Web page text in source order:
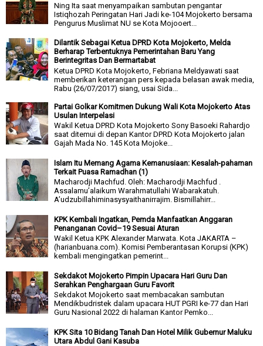
Ning Ita saat menyampaikan sambutan pengantar
Istiqhozah Peringatan Hari Jadi ke-104 Mojokerto bersama
Pengurus Muslimat NU se Kota Mojooert...
Dilantik Sebagai Ketua DPRD Kota Mojokerto, Melda
Berharap Terbentuknya Pemerintahan Baru Yang
Berintegritas Dan Bermartabat
Ketua DPRD Kota Mojokerto, Febriana Meldyawati saat
memberikan keterangan pers kepada belasan awak media,
Rabu (26/07/2017) siang, usai Sida...
Partai Golkar Komitmen Dukung Wali Kota Mojokerto Atas
Usulan Interpelasi
Wakil Ketua DPRD Kota Mojokerto Sony Basoeki Rahardjo
saat ditemui di depan Kantor DPRD Kota Mojokerto jalan
Gajah Mada No. 145 Kota Mojoke...
Islam Itu Memang Agama Kemanusiaan: Kesalah-pahaman
Terkait Puasa Ramadhan (1)
Macharodji Machfud. Oleh: Macharodji Machfud .
Assalamu’alaikum Warahmatullahi Wabarakatuh.
A’udzubillahiminasysyaithanirrajim. Bismillahirr...
KPK Kembali Ingatkan, Pemda Manfaatkan Anggaran
Penanganan Covid–19 Sesuai Aturan
Wakil Ketua KPK Alexander Marwata. Kota JAKARTA –
(harianbuana.com). Komisi Pemberantasan Korupsi (KPK)
kembali mengingatkan pemerint...
Sekdakot Mojokerto Pimpin Upacara Hari Guru Dan
Serahkan Penghargaan Guru Favorit
Sekdakot Mojokerto saat membacakan sambutan
Mendikbudristek dalam upacara HUT PGRI ke-77 dan Hari
Guru Nasional 2022 di halaman Kantor Pemko...
KPK Sita 10 Bidang Tanah Dan Hotel Milik Gubernur Maluku
Utara Abdul Gani Kasuba